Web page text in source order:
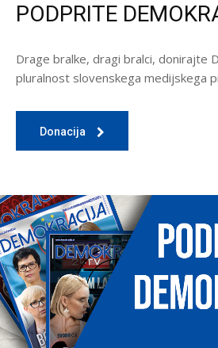
PODPRITE
Drage bralke, dragi bralci, donirajte
pluralnost slovenskega medijskega
Donacija